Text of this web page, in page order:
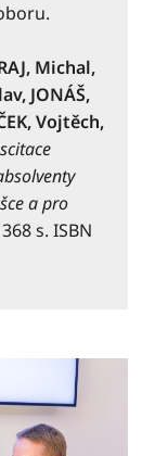
Michal,
JONÁŠ,
Vojtěch,
a pro
s. ISBN